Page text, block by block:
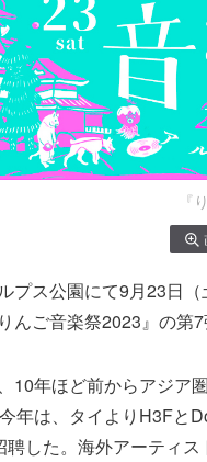
『
プス公園にて9月23日
んご音楽祭2023』の第
10年ほど前からアジア
年は、タイよりH3Fと
した。海外アーティ